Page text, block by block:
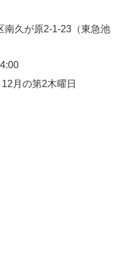
久が原2-1-23（東急池
月の第2木曜日